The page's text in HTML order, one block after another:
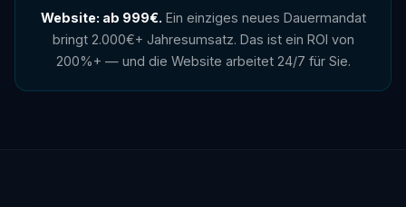
Website: ab 999€. Ein einziges neues Dauermandat
bringt 2.000€+ Jahresumsatz. Das ist ein ROI von
200%+ — und die Website arbeitet 24/7 für Sie.